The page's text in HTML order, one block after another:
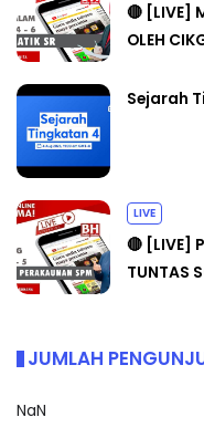
🔴 [LIVE]
OLEH
Sejarah
LIVE
🔴 [LIVE]
TUNTAS
JUMLAH
NaN